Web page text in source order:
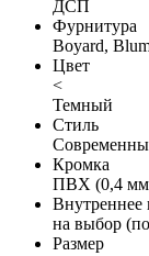
ДСП
Фурнитура
Boyard,
Цвет
<
Темный
Стиль
Кромка
ПВХ (0,4
Внутреннее
на выбор
Размер